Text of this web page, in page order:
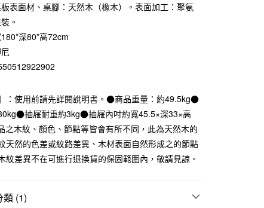
業銀行
第一商業銀行
行
蓄銀行
業銀行
業銀行
）商業銀行
行
行
永豐商業銀行
業銀行
中國信託商業銀行
用卡公司
查看運費
(含以上) 免運費
表面材、桌腳：天然木（橡木）。表面加工：聚氨
。
深80*高72cm
】：使用前請先詳閱說明書。●商品重量：約49.5kg●
抽屜耐重約3kg●抽屜內吋約寬45.5×深33×高
木紋、顏色、節點等皆會有所不同，此為天然木的
天然的色差或紋路差異、木材表面自然形成之的節點
紋差異不在可進行退換貨的保固範圍內，敬請見諒。
類 (1)